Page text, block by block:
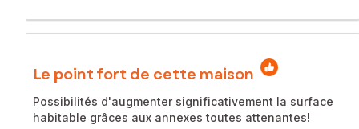
Le point fort de cette maison
Possibilités d'augmenter significativement la surface
habitable grâces aux annexes toutes attenantes!